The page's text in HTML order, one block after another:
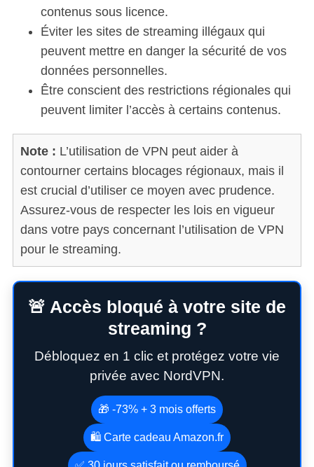
contenus sous licence.
Éviter les sites de streaming illégaux qui
peuvent mettre en danger la sécurité de vos
données personnelles.
Être conscient des restrictions régionales qui
peuvent limiter l’accès à certains contenus.
Note : L’utilisation de VPN peut aider à
contourner certains blocages régionaux, mais il
est crucial d’utiliser ce moyen avec prudence.
Assurez-vous de respecter les lois en vigueur
dans votre pays concernant l’utilisation de VPN
pour le streaming.
🚨 Accès bloqué à votre site de
streaming ?
Débloquez en 1 clic et protégez votre vie
privée avec NordVPN.
🎁 -73% + 3 mois offerts
🛍️ Carte cadeau Amazon.fr